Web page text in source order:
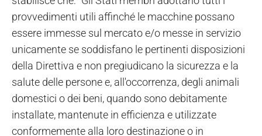
provvedimenti utili affinché le macchine possano
essere immesse sul mercato e/o messe in servizio
unicamente se soddisfano le pertinenti disposizioni
della Direttiva e non pregiudicano la sicurezza e la
salute delle persone e, all'occorrenza, degli animali
domestici o dei beni, quando sono debitamente
installate, mantenute in efficienza e utilizzate
conformemente alla loro destinazione o in